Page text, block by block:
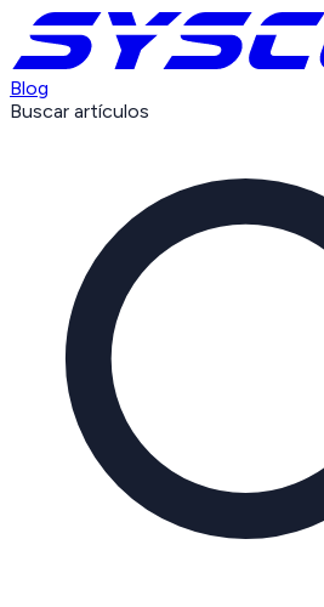
Blog
Buscar artículos